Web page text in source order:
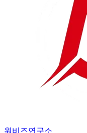
원비즈연구소